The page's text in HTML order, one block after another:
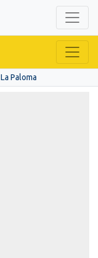
La Paloma